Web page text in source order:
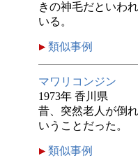
きの神毛だといわ
いる。
類似事例
マワリコンジン
1973年 香川県
昔、突然老人が倒
いうことだった。
類似事例